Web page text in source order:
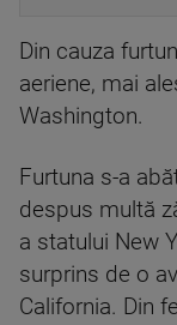
Din cauza
aeriene, mai
Washington.
Furtuna s-a
despus multă
a statului New
surprins de o
California. Din